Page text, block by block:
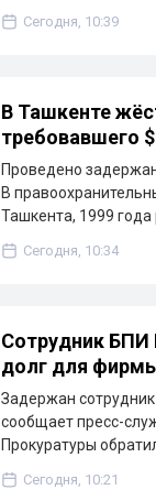
Сегодня, 10:39
В Ташкенте
требовавшего
Проведено
В
Ташкента, 1999 года
Сегодня, 10:34
Сотрудник БПИ
долг для
Задержан
сообщает пресс-
Прокуратуры
Сегодня, 10:21